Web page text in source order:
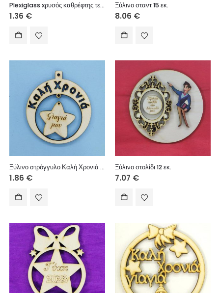
Plexiglass xρυσός καθρέφτης τετράφυλλο 3 εκ.
1.36 €
Ξύλινο σταντ 15 εκ.
8.06 €
Ξύλινο στρόγγυλο Καλή Χρονιά (Γιαγιά μου) 10 εκ.
1.86 €
Ξύλινο στολίδι 12 εκ.
7.07 €